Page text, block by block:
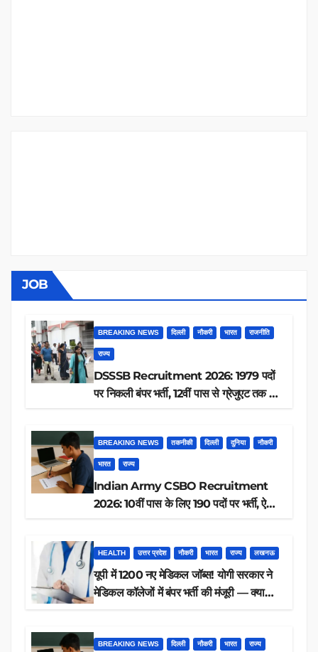
JOB
BREAKING NEWS दिल्ली नौकरी भारत राजनीति
राज्य
DSSSB Recruitment 2026: 1979 पदों
पर निकली बंपर भर्ती, 12वीं पास से ग्रेजुएट तक करें
BREAKING NEWS तकनीकी दिल्ली दुनिया नौकरी
भारत राज्य
Indian Army CSBO Recruitment
2026: 10वीं पास के लिए 190 पदों पर भर्ती, ऐसे
HEALTH उत्तर प्रदेश नौकरी भारत राज्य लखनऊ
यूपी में 1200 नए मेडिकल जॉब्स! योगी सरकार ने
मेडिकल कॉलेजों में बंपर भर्ती की मंजूरी — क्या
BREAKING NEWS दिल्ली नौकरी भारत राज्य